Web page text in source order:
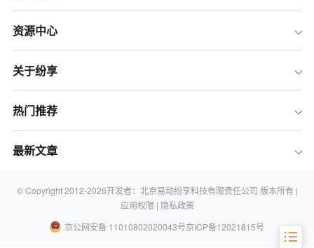
2 2026 全球化经营 CRM 十强系统横评
结语
资源中心
关于纷享
热门推荐
最新文章
© Copyright 2012-2026开发者：北京易动纷享科技有限责任公司 版本所有 |
应用权限 | 隐私政策
京公网安备 11010802020043号京ICP备12021815号